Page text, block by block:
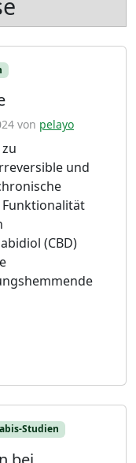
von pelayo
und
(CBD)
Studien